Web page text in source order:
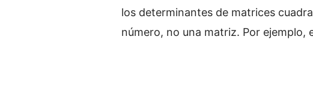
los determinantes de matrices
número, no una matriz. Por ejemplo,